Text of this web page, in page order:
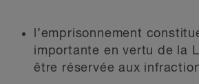
l’emprisonnement
importante en vertu de la
être réservée aux